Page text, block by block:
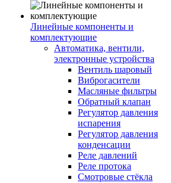
Линейные компоненты и
комплектующие
Автоматика, вентили,
электронные устройства
Вентиль шаровый
Виброгасители
Масляные фильтры
Обратный клапан
Регулятор давления
испарения
Регулятор давления
конденсации
Реле давлений
Реле протока
Смотровые стёкла